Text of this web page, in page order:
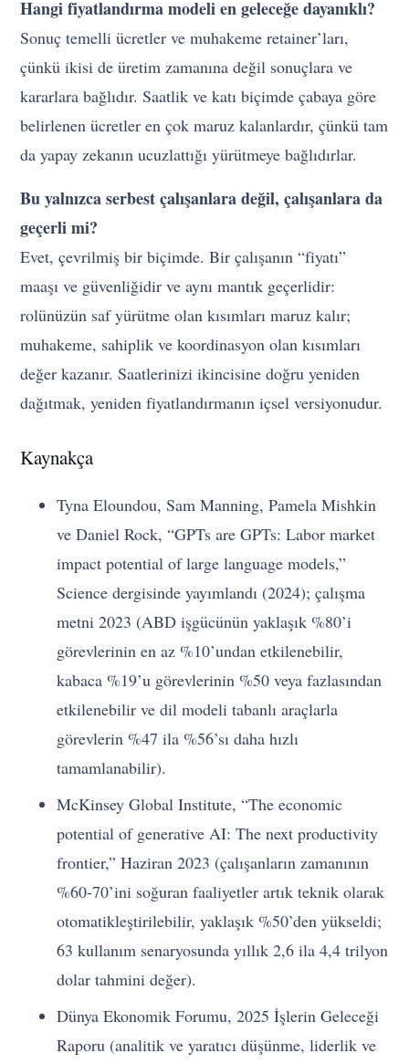
Hangi fiyatlandırma modeli en geleceğe dayanıklı?
Sonuç temelli ücretler ve muhakeme retainer’ları,
çünkü ikisi de üretim zamanına değil sonuçlara ve
kararlara bağlıdır. Saatlik ve katı biçimde çabaya göre
belirlenen ücretler en çok maruz kalanlardır, çünkü tam
da yapay zekanın ucuzlattığı yürütmeye bağlıdırlar.
Bu yalnızca serbest çalışanlara değil, çalışanlara da
geçerli mi?
Evet, çevrilmiş bir biçimde. Bir çalışanın “fiyatı”
maaşı ve güvenliğidir ve aynı mantık geçerlidir:
rolünüzün saf yürütme olan kısımları maruz kalır;
muhakeme, sahiplik ve koordinasyon olan kısımları
değer kazanır. Saatlerinizi ikincisine doğru yeniden
dağıtmak, yeniden fiyatlandırmanın içsel versiyonudur.
Kaynakça
Tyna Eloundou, Sam Manning, Pamela Mishkin
ve Daniel Rock, “GPTs are GPTs: Labor market
impact potential of large language models,”
Science dergisinde yayımlandı (2024); çalışma
metni 2023 (ABD işgücünün yaklaşık %80’i
görevlerinin en az %10’undan etkilenebilir,
kabaca %19’u görevlerinin %50 veya fazlasından
etkilenebilir ve dil modeli tabanlı araçlarla
görevlerin %47 ila %56’sı daha hızlı
tamamlanabilir).
McKinsey Global Institute, “The economic
potential of generative AI: The next productivity
frontier,” Haziran 2023 (çalışanların zamanının
%60-70’ini soğuran faaliyetler artık teknik olarak
otomatikleştirilebilir, yaklaşık %50’den yükseldi;
63 kullanım senaryosunda yıllık 2,6 ila 4,4 trilyon
dolar tahmini değer).
Dünya Ekonomik Forumu, 2025 İşlerin Geleceği
Raporu (analitik ve yaratıcı düşünme, liderlik ve